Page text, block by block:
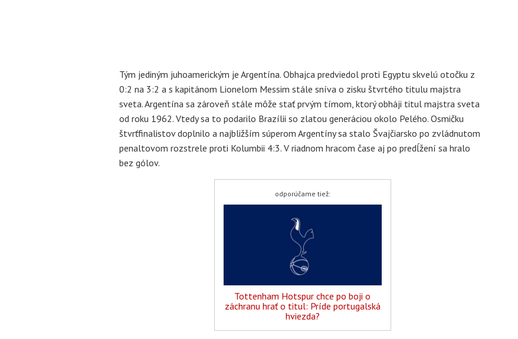
Tým jediným juhoamerickým je Argentína. Obhajca predviedol proti Egyptu skvelú otočku z
0:2 na 3:2 a s kapitánom Lionelom Messim stále sníva o zisku štvrtého titulu majstra
sveta. Argentína sa zároveň stále môže stať prvým tímom, ktorý obháji titul majstra sveta
od roku 1962. Vtedy sa to podarilo Brazílii so zlatou generáciou okolo Pelého. Osmičku
štvrťfinalistov doplnilo a najbližším súperom Argentíny sa stalo Švajčiarsko po zvládnutom
penaltovom rozstrele proti Kolumbii 4:3. V riadnom hracom čase aj po predĺžení sa hralo
bez gólov.
odporúčame tiež:
Tottenham Hotspur chce po boji o
záchranu hrať o titul: Príde portugalská
hviezda?